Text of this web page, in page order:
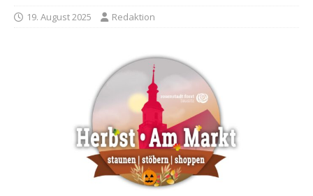
19. August 2025 Redaktion